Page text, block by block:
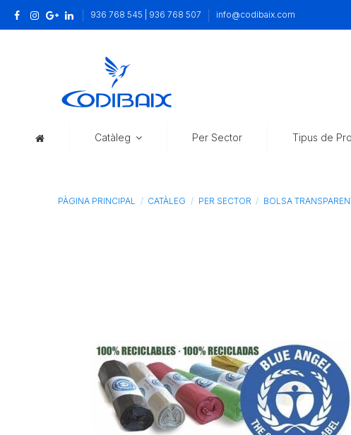
936 768 545 | 936 768 507 info@codibaix.com
Catàleg Per Sector Tipus de
PÀGINA PRINCIPAL CATÀLEG PER SECTOR BOLSA